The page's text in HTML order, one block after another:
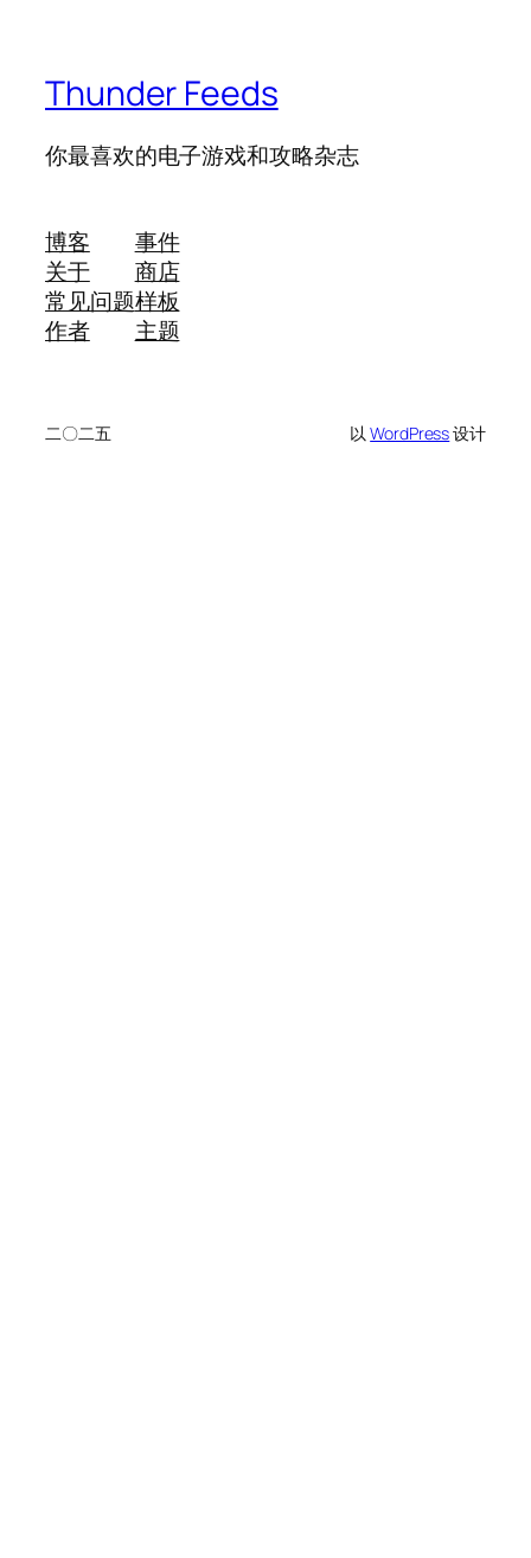
Thunder Feeds
你最喜欢的电子游戏和攻略杂志
博客
关于
常见问题
作者
事件
商店
样板
主题
二〇二五 以WordPress设计